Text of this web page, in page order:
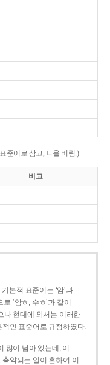
준어로 삼고, ㄴ을 버림.)
비고
본적 표준어는 ‘암’과
로 ‘암ㅎ, 수ㅎ’과 같이
나 현대에 와서는 이러한
적인 표준어로 규정하였다.
많이 남아 있는데, 이
약되는 일이 흔하여 이